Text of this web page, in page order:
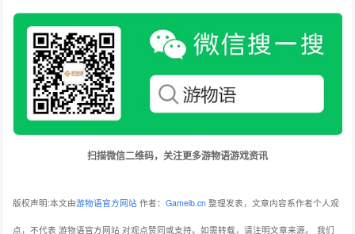
扫描微信二维码，关注更多游物语游戏资讯
版权声明:本文由游物语官方网站 作者：Gameib.cn 整理发表，文章内容系作者个人观
点，不代表 游物语官方网站 对观点赞同或支持。如需转载，请注明文章来源。 我们